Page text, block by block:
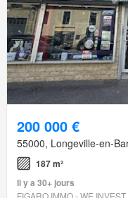
200 000 €
55000, Longeville-en-
187 m²
Il y a 30+ jours
FIGARO IMMO - WE